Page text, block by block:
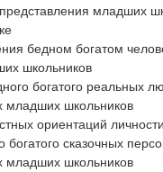
младших
бедном богатом
школьников
богатого реальных
младших школьников
ориентаций
богатого сказочных
младших школьников